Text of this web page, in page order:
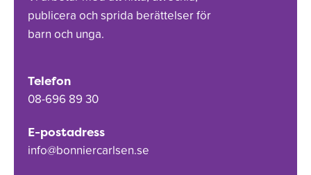
publicera och sprida berättelser för
barn och unga.
Telefon
08-696 89 30
E-postadress
info@bonniercarlsen.se